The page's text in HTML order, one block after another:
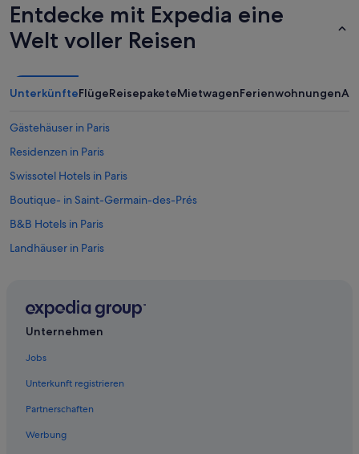
Entdecke mit Expedia eine
Welt voller Reisen
UnterkünfteFlügeReisepaketeMietwagenFerienwohnungen
Gästehäuser in Paris
Residenzen in Paris
Swissotel Hotels in Paris
Boutique- in Saint-Germain-des-Prés
B&B Hotels in Paris
Landhäuser in Paris
Oceania Hotels in Paris
Luxus in Quartier Latin
Hotels mit Aussicht in Quartier Latin
Paris Hotels
Unternehmen
Jobs
Unterkunft registrieren
Partnerschaften
Werbung